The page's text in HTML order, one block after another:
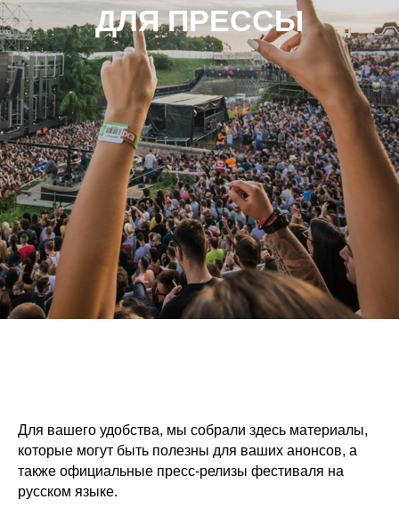
ДЛЯ ПРЕССЫ
Для вашего удобства, мы собрали здесь материалы,
которые могут быть полезны для ваших анонсов, а
также официальные пресс-релизы фестиваля на
русском языке.